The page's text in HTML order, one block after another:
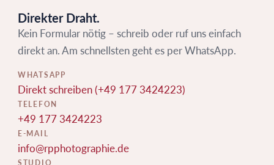
Direkter Draht.
Kein Formular nötig – schreib oder ruf uns einfach
direkt an. Am schnellsten geht es per WhatsApp.
WHATSAPP
Direkt schreiben (+49 177 3424223)
TELEFON
+49 177 3424223
E-MAIL
info@rpphotographie.de
STUDIO